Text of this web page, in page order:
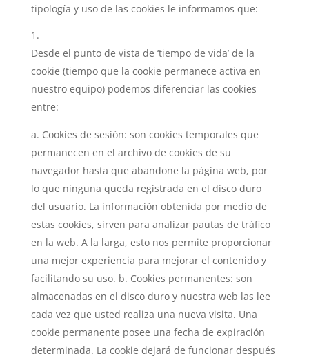
tipología y uso de las cookies le informamos que:
Desde el punto de vista de ‘tiempo de vida’ de la
cookie (tiempo que la cookie permanece activa en
nuestro equipo) podemos diferenciar las cookies
entre:
a. Cookies de sesión: son cookies temporales que
permanecen en el archivo de cookies de su
navegador hasta que abandone la página web, por
lo que ninguna queda registrada en el disco duro
del usuario. La información obtenida por medio de
estas cookies, sirven para analizar pautas de tráfico
en la web. A la larga, esto nos permite proporcionar
una mejor experiencia para mejorar el contenido y
facilitando su uso. b. Cookies permanentes: son
almacenadas en el disco duro y nuestra web las lee
cada vez que usted realiza una nueva visita. Una
cookie permanente posee una fecha de expiración
determinada. La cookie dejará de funcionar después